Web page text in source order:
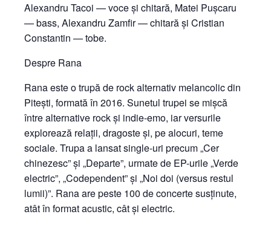
Alexandru Tacoi — voce și chitară, Matei Pușcaru
— bass, Alexandru Zamfir — chitară și Cristian
Constantin — tobe.
Despre Rana
Rana este o trupă de rock alternativ melancolic din
Pitești, formată în 2016. Sunetul trupei se mișcă
între alternative rock și indie-emo, iar versurile
explorează relații, dragoste și, pe alocuri, teme
sociale. Trupa a lansat single-uri precum „Cer
chinezesc” și „Departe”, urmate de EP-urile „Verde
electric”, „Codependent” și „Noi doi (versus restul
lumii)”. Rana are peste 100 de concerte susținute,
atât în format acustic, cât și electric.